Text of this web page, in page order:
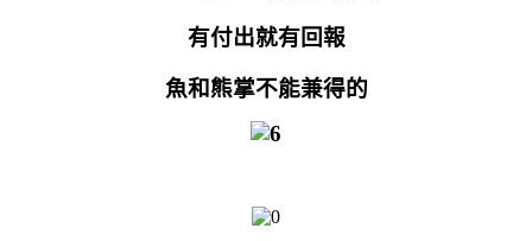
有付出就有回報
魚和熊掌不能兼得的